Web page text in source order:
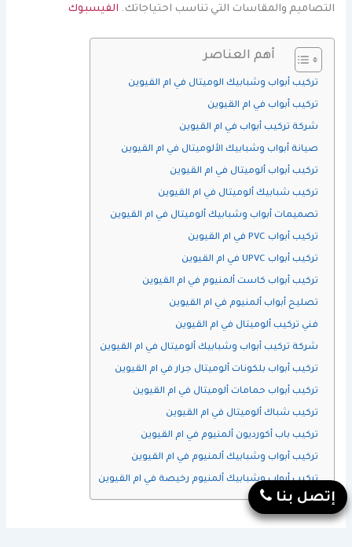
التصاميم والمقاسات التي تناسب احتياجاتك. الفيسبوك
أهم العناصر
تركيب أبواب وشبابيك الوميتال في ام القيوين
تركيب أبواب في ام القيوين
شركة تركيب أبواب في ام القيوين
صيانة أبواب وشبابيك الألوميتال في ام القيوين
تركيب أبواب ألوميتال في ام القيوين
تركيب شبابيك ألوميتال في ام القيوين
تصميمات أبواب وشبابيك ألوميتال في ام القيوين
تركيب أبواب PVC في ام القيوين
تركيب أبواب UPVC في ام القيوين
تركيب أبواب كاست ألمنيوم في ام القيوين
تصليح أبواب ألمنيوم في ام القيوين
فني تركيب ألوميتال في ام القيوين
شركة تركيب أبواب وشبابيك ألوميتال في ام القيوين
تركيب أبواب بلكونات ألوميتال جرار في ام القيوين
تركيب أبواب حمامات ألوميتال في ام القيوين
تركيب شباك ألوميتال في ام القيوين
تركيب باب أكورديون ألمنيوم في ام القيوين
تركيب أبواب وشبابيك ألمنيوم في ام القيوين
تركيب أبواب وشبابيك ألمنيوم رخيصة في ام القيوين
إتصل بنا